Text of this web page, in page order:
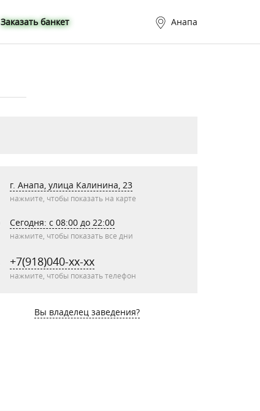
Заказать банкет Анапа
г. Анапа, улица Калинина, 23
нажмите, чтобы показать на карте
Сегодня: c 08:00 до 22:00
нажмите, чтобы показать все дни
+7(918)040-xx-xx
нажмите, чтобы показать телефон
Вы владелец заведения?